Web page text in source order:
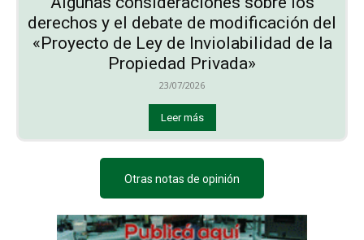
derechos y el debate de modificación del
«Proyecto de Ley de Inviolabilidad de la
Propiedad Privada»
23/07/2026
Leer más
Otras notas de opinión